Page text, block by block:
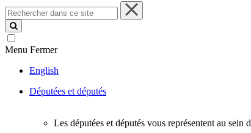
Rechercher
dans
ce
site
Menu Fermer
English
Députées et députés
Les députées et députés vous représentent au